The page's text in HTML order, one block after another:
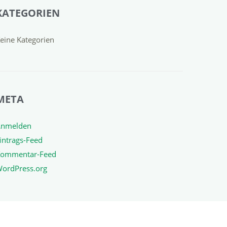
Kategorien
Feed
Feed